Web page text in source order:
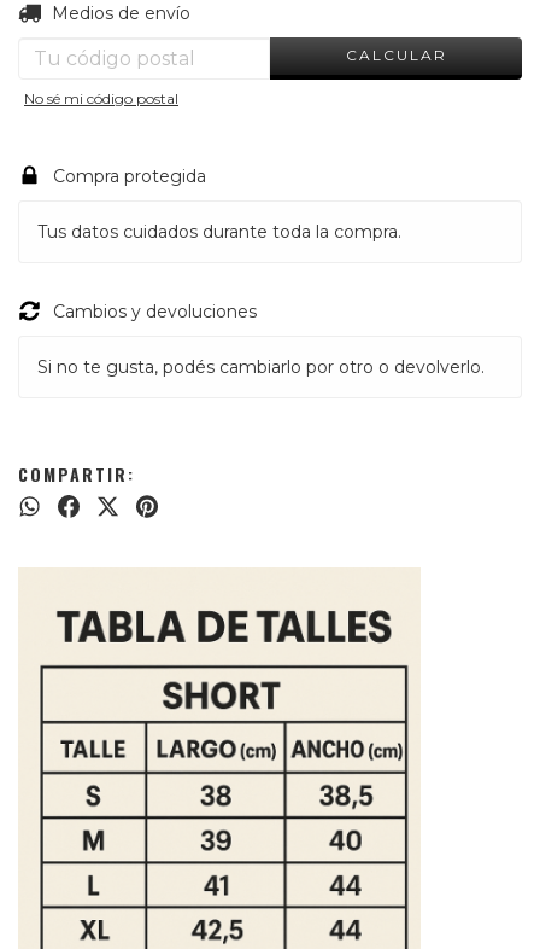
Entregas para el CP:
Medios de envío
CALCULAR
No sé mi código postal
Compra protegida
Tus datos cuidados durante toda la compra.
Cambios y devoluciones
Si no te gusta, podés cambiarlo por otro o devolverlo.
COMPARTIR: